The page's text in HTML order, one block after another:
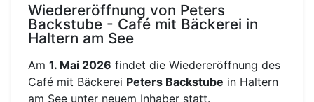
Wiedereröffnung von Peters
Backstube - Café mit Bäckerei in
Haltern am See
Am 1. Mai 2026 findet die Wiedereröffnung des
Café mit Bäckerei Peters Backstube in Haltern
am See unter neuem Inhaber statt.